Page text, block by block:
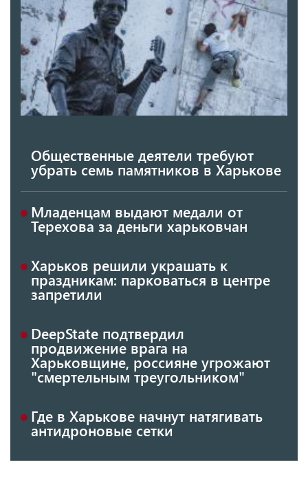
Общественные деятели требуют
убрать семь памятников в Харькове
Младенцам выдают медали от
Терехова за деньги харьковчан
Харьков решили украшать к
праздникам: парковаться в центре
запретили
DeepState подтвердил
продвижение врага на
Харьковщине, россияне угрожают
"смертельным треугольником"
Где в Харькове начнут натягивать
антидроновые сетки